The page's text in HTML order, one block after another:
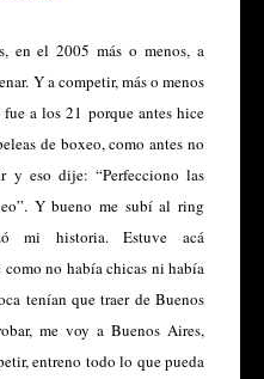
en el 2005 más o menos, a
Y a competir, más o menos
a los 21 porque antes hice
de boxeo, como antes no
y eso dije: “Perfecciono las
Y bueno me subí al ring
mi historia. Estuve acá
no había chicas ni había
tenían que traer de Buenos
me voy a Buenos Aires,
entreno todo lo que pueda